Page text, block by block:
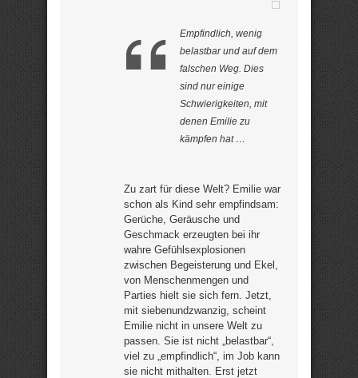
Empfindlich, wenig
belastbar und auf dem
falschen Weg. Dies
sind nur einige
Schwierigkeiten, mit
denen Emilie zu
kämpfen hat …
Zu zart für diese Welt? Emilie war
schon als Kind sehr empfindsam:
Gerüche, Geräusche und
Geschmack erzeugten bei ihr
wahre Gefühlsexplosionen
zwischen Begeisterung und Ekel,
von Menschenmengen und
Parties hielt sie sich fern. Jetzt,
mit siebenundzwanzig, scheint
Emilie nicht in unsere Welt zu
passen. Sie ist nicht „belastbar“,
viel zu „empfindlich“, im Job kann
sie nicht mithalten. Erst jetzt